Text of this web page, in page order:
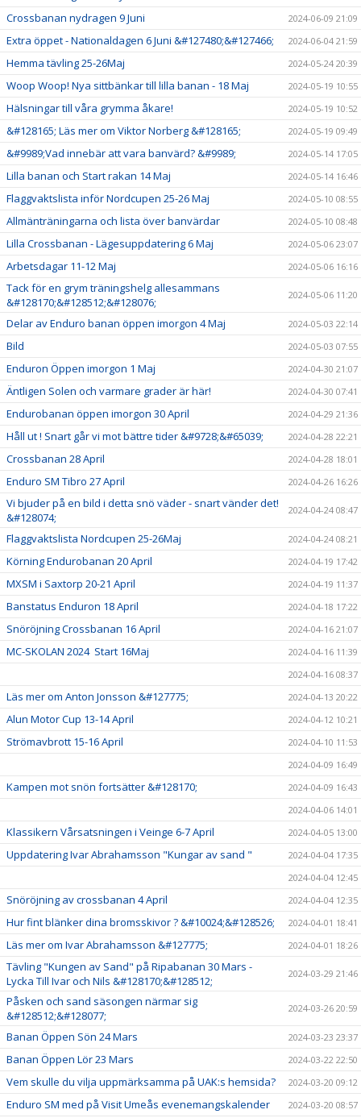
Crossbanan nydragen 9 Juni 2024-06-09 21:09
Extra öppet - Nationaldagen 6 Juni &#127480;&#127466; 2024-06-04 21:59
Hemma tävling 25-26Maj 2024-05-24 20:39
Woop Woop! Nya sittbänkar till lilla banan - 18 Maj 2024-05-19 10:55
Hälsningar till våra grymma åkare! 2024-05-19 10:52
&#128165; Läs mer om Viktor Norberg &#128165; 2024-05-19 09:49
&#9989;Vad innebär att vara banvärd? &#9989; 2024-05-14 17:05
Lilla banan och Start rakan 14 Maj 2024-05-14 16:46
Flaggvaktslista inför Nordcupen 25-26 Maj 2024-05-10 08:55
Allmänträningarna och lista över banvärdar 2024-05-10 08:48
Lilla Crossbanan - Lägesuppdatering 6 Maj 2024-05-06 23:07
Arbetsdagar 11-12 Maj 2024-05-06 16:16
Tack för en grym träningshelg allesammans
&#128170;&#128512;&#128076;
2024-05-06 11:20
Delar av Enduro banan öppen imorgon 4 Maj 2024-05-03 22:14
Bild 2024-05-03 07:55
Enduron Öppen imorgon 1 Maj 2024-04-30 21:07
Äntligen Solen och varmare grader är här! 2024-04-30 07:41
Endurobanan öppen imorgon 30 April 2024-04-29 21:36
Håll ut ! Snart går vi mot bättre tider &#9728;&#65039; 2024-04-28 22:21
Crossbanan 28 April 2024-04-28 18:01
Enduro SM Tibro 27 April 2024-04-26 16:26
Vi bjuder på en bild i detta snö väder - snart vänder det!
&#128074;
2024-04-24 08:47
Flaggvaktslista Nordcupen 25-26Maj 2024-04-24 08:21
Körning Endurobanan 20 April 2024-04-19 17:42
MXSM i Saxtorp 20-21 April 2024-04-19 11:37
Banstatus Enduron 18 April 2024-04-18 17:22
Snöröjning Crossbanan 16 April 2024-04-16 21:07
MC-SKOLAN 2024 Start 16Maj
2024-04-16 11:39
2024-04-16 08:37
Läs mer om Anton Jonsson &#127775; 2024-04-13 20:22
Alun Motor Cup 13-14 April 2024-04-12 10:21
Strömavbrott 15-16 April
2024-04-10 11:53
2024-04-09 16:49
Kampen mot snön fortsätter &#128170;
2024-04-09 16:43
2024-04-06 14:01
Klassikern Vårsatsningen i Veinge 6-7 April 2024-04-05 13:00
Uppdatering Ivar Abrahamsson "Kungar av sand "
2024-04-04 17:35
2024-04-04 12:45
Snöröjning av crossbanan 4 April 2024-04-04 12:35
Hur fint blänker dina bromsskivor ? &#10024;&#128526; 2024-04-01 18:41
Läs mer om Ivar Abrahamsson &#127775; 2024-04-01 18:26
Tävling "Kungen av Sand" på Ripabanan 30 Mars -
Lycka Till Ivar och Nils &#128170;&#128512;
2024-03-29 21:46
Påsken och sand säsongen närmar sig
&#128512;&#128077;
2024-03-26 20:59
Banan Öppen Sön 24 Mars 2024-03-23 23:37
Banan Öppen Lör 23 Mars 2024-03-22 22:50
Vem skulle du vilja uppmärksamma på UAK:s hemsida? 2024-03-20 09:12
Enduro SM med på Visit Umeås evenemangskalender 2024-03-20 08:57